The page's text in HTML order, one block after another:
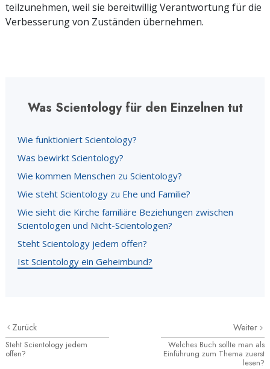
teilzunehmen, weil sie bereitwillig Verantwortung für die
Verbesserung von Zuständen übernehmen.
Was Scientology für den Einzelnen tut
Wie funktioniert Scientology?
Was bewirkt Scientology?
Wie kommen Menschen zu Scientology?
Wie steht Scientology zu Ehe und Familie?
Wie sieht die Kirche familiäre Beziehungen zwischen
Scientologen und Nicht-Scientologen?
Steht Scientology jedem offen?
Ist Scientology ein Geheimbund?
Zurück
Steht Scientology jedem
offen?
Weiter
Welches Buch sollte man als
Einführung zum Thema zuerst
lesen?